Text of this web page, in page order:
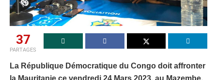
37
PARTAGES
La République Démocratique du Congo doit affronter